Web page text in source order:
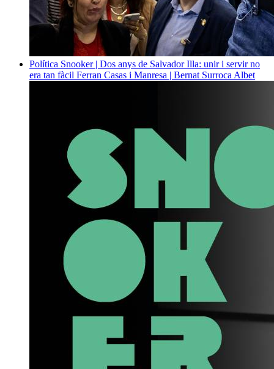
Política Snooker | Dos anys de Salvador Illa: unir i servir no
era tan fàcil Ferran Casas i Manresa | Bernat Surroca Albet